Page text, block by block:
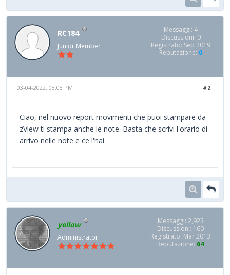
RC184
Junior Member
Messaggi: 4
Discussioni: 0
Registrato: Sep 2019
Reputazione: 0
#2
03-04-2022, 08:08 PM
Ciao, nel nuovo report movimenti che puoi stampare da
zView ti stampa anche le note. Basta che scrivi l'orario di
arrivo nelle note e ce l'hai.
yellow
Administrator
Messaggi: 2,923
Discussioni: 160
Registrato: Mar 2013
Reputazione: 64